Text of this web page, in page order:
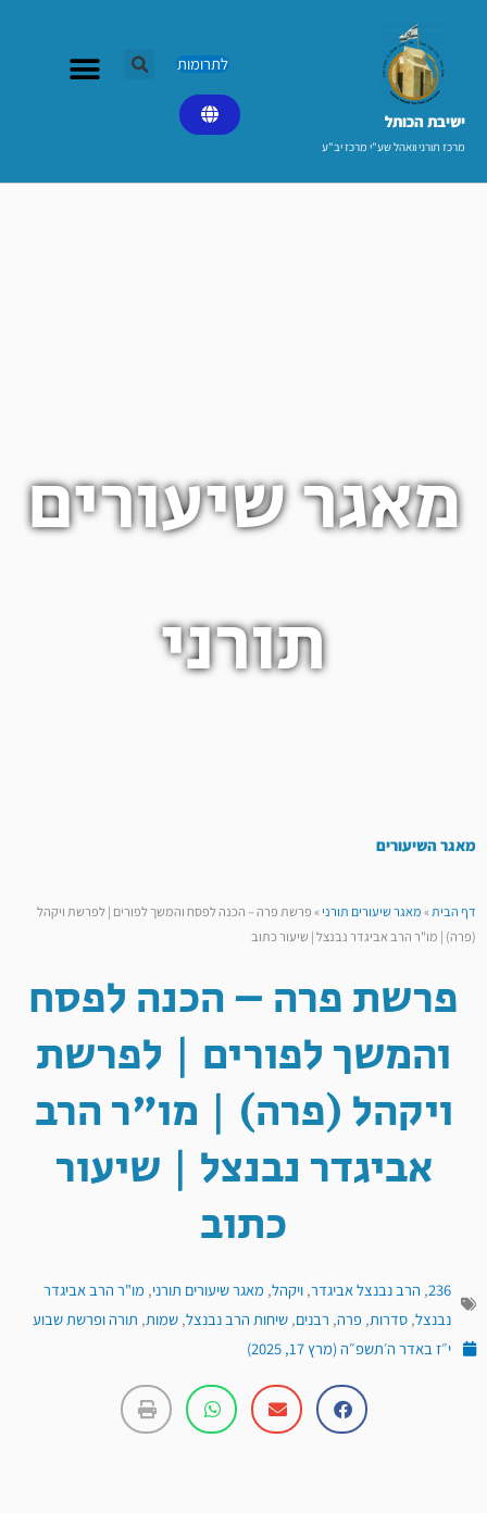
ישיבת הכותל​
מרכז תורני וואהל שע"י מרכז יב"ע
לתרומות
מאגר שיעורים
תורני
מאגר השיעורים
דף הבית»מאגר שיעורים תורני»פרשת פרה – הכנה לפסח והמשך לפורים | לפרשת ויקהל
(פרה) | מו"ר הרב אביגדר נבנצל | שיעור כתוב
פרשת פרה – הכנה לפסח
והמשך לפורים | לפרשת
ויקהל (פרה) | מו"ר הרב
אביגדר נבנצל | שיעור
כתוב
236
, הרב נבנצל אביגדר, ויקהל, מאגר שיעורים תורני, מו"ר הרב אביגדר
נבנצל, סדרות, פרה, רבנים, שיחות הרב נבנצל, שמות, תורה ופרשת שבוע
י״ז באדר ה׳תשפ״ה (מרץ 17, 2025)